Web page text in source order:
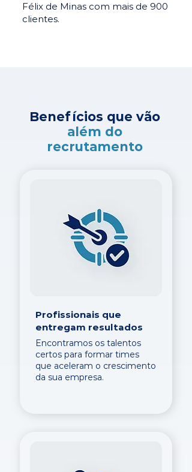
Félix de Minas com mais de 900
clientes.
Benefícios que vão
além do
recrutamento
Profissionais que
entregam resultados
Encontramos os talentos
certos para formar times
que aceleram o crescimento
da sua empresa.